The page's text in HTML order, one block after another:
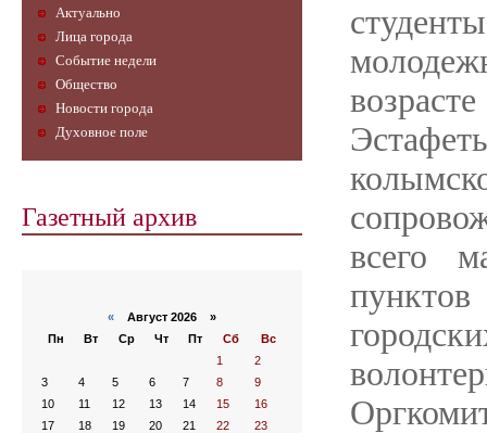
Актуально
Лица города
Событие недели
Общество
Новости города
Духовное поле
Газетный архив
« Август 2026 »
Пн
Вт Ср Чт Пт Сб
Вс
1
2
3
4 5 6 7 8
9
10
11 12 13 14 15
16
17
18 19 20 21 22
23
всего